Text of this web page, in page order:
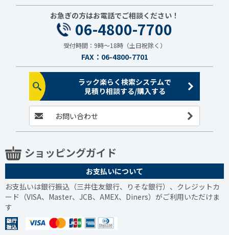
お急ぎの方はお電話でご相談ください！
06-4800-7700
受付時間：9時～18時（土日祝除く）
FAX：06-4800-7701
ラック楽らく検索システムで
見積り相談する/購入する
お問い合わせ
ショッピングガイド
お支払いについて
お支払いは銀行振込（三井住友銀行、りそな銀行）、クレジットカ
ード（VISA、Master、JCB、AMEX、Diners）がご利用いただけま
す